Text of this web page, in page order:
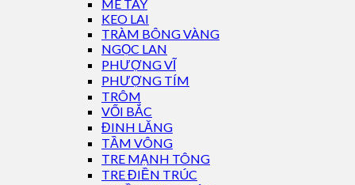
ME TÂY
KEO LAI
TRÀM BÔNG VÀNG
NGỌC LAN
PHƯỢNG VĨ
PHƯỢNG TÍM
TRÔM
VỐI BẮC
ĐINH LĂNG
TẦM VÔNG
TRE MẠNH TÔNG
TRE ĐIỀN TRÚC